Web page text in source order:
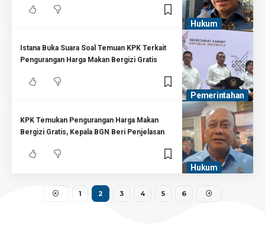
Hukum
Pemerintahan
Istana Buka Suara Soal Temuan KPK Terkait
Pengurangan Harga Makan Bergizi Gratis
Hukum
KPK Temukan Pengurangan Harga Makan
Bergizi Gratis, Kepala BGN Beri Penjelasan
1 2 3 4 5 6